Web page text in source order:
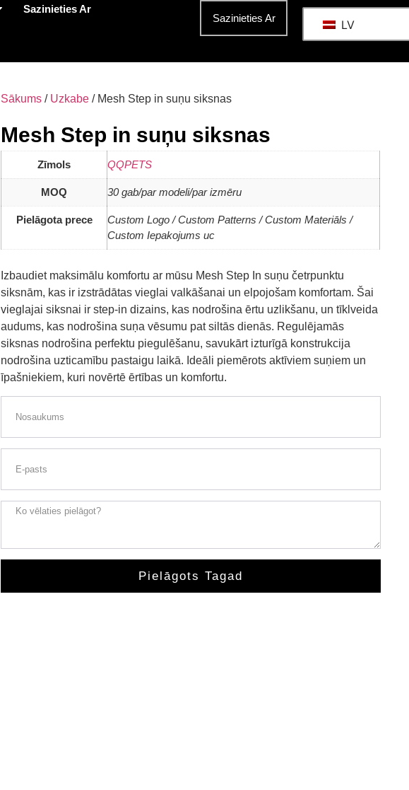
Sazinieties Ar
Sazinieties Ar LV
Sākums / Uzkabe / Mesh Step in suņu siksnas
Mesh Step in suņu siksnas
Zīmols QQPETS
MOQ 30 gab/par modeli/par izmēru
Pielāgota prece
Custom Logo / Custom Patterns / Custom Materiāls /
Custom Iepakojums uc
Izbaudiet maksimālu komfortu ar mūsu Mesh Step In suņu četrpunktu
siksnām, kas ir izstrādātas vieglai valkāšanai un elpojošam komfortam. Šai
vieglajai siksnai ir step-in dizains, kas nodrošina ērtu uzlikšanu, un tīklveida
audums, kas nodrošina suņa vēsumu pat siltās dienās. Regulējamās
siksnas nodrošina perfektu piegulēšanu, savukārt izturīgā konstrukcija
nodrošina uzticamību pastaigu laikā. Ideāli piemērots aktīviem suņiem un
īpašniekiem, kuri novērtē ērtības un komfortu.
Pielāgots Tagad